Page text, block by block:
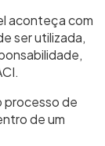
aconteça com
ser utilizada,
processo de
de um